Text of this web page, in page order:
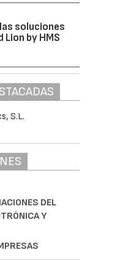
soluciones
Lion by HMS
DEL
Y